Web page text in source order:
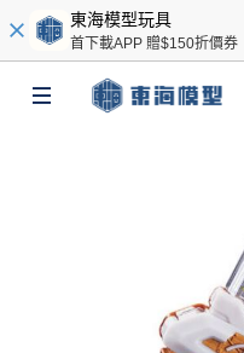
東海模型玩具
首下載APP 贈$150折價券